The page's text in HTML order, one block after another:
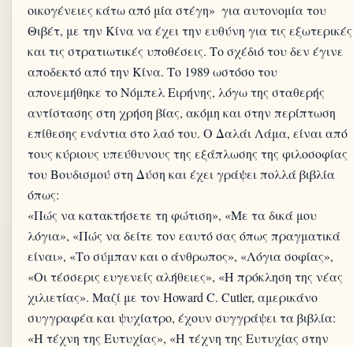
οικογένειες κάτω από μία στέγη» ­ για αυτονομία του
Θιβέτ, με την Κίνα να έχει την ευθύνη για τις εξωτερικές
και τις στρατιωτικές υποθέσεις. Το σχέδιό του δεν έγινε
αποδεκτό από την Κίνα. Το 1989 ωστόσο του
απονεμήθηκε το Νόμπελ Ειρήνης, λόγω της σταθερής
αντίστασης στη χρήση βίας, ακόμη και στην περίπτωση
επίθεσης ενάντια στο λαό του. Ο Δαλάι Λάμα, είναι από
τους κύριους υπεύθυνους της εξάπλωσης της φιλοσοφίας
του Βουδισμού στη Δύση και έχει γράψει πολλά βιβλία
όπως:
«Πώς να κατακτήσετε τη φώτιση», «Με τα δικά μου
λόγια», «Πώς να δείτε τον εαυτό σας όπως πραγματικά
είναι», «Το σύμπαν και ο άνθρωπος», «Λόγια σοφίας»,
«Οι τέσσερις ευγενείς αλήθειες», «Η πρόκληση της νέας
χιλιετίας». Μαζί με τον Howard C. Cutler, αμερικάνο
συγγραφέα και ψυχίατρο, έχουν συγγράψει τα βιβλία:
«Η τέχνη της Ευτυχίας», «Η τέχνη της Ευτυχίας στην